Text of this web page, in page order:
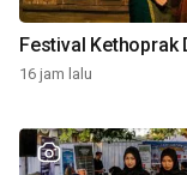
Festival Kethoprak
16 jam lalu